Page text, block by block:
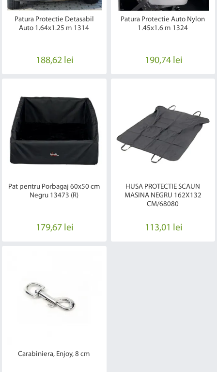
Patura Protectie Detasabil
Auto 1.64x1.25 m 1314
188,62 lei
Patura Protectie Auto Nylon
1.45x1.6 m 1324
190,74 lei
Pat pentru Porbagaj 60x50 cm
Negru 13473 (R)
179,67 lei
HUSA PROTECTIE SCAUN
MASINA NEGRU 162X132
CM/68080
113,01 lei
Carabiniera, Enjoy, 8 cm